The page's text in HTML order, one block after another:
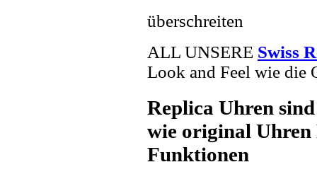
überschreiten
ALL UNSERE Swiss
Look and Feel wie die
Replica Uhren
wie original Uhren
Funktionen